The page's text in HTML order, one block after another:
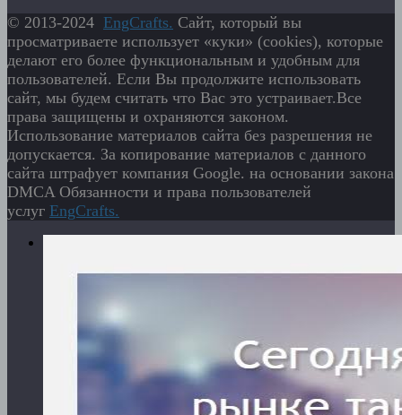
© 2013-2024 EngСrafts. Сайт, который вы
просматриваете использует «куки» (cookies), которые
делают его более функциональным и удобным для
пользователей. Если Вы продолжите использовать
сайт, мы будем считать что Вас это устраивает.Все
права защищены и охраняются законом.
Использование материалов сайта без разрешения не
допускается. За копирование материалов с данного
сайта штрафует компания Google. на основании закона
DMCA Обязанности и права пользователей
услуг EngСrafts.